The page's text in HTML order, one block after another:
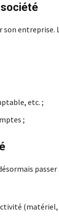
son entreprise.
etc. ;
;